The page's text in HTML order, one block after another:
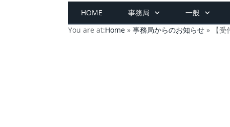
HOME 事務局 一般
You are at:Home » 事務局からのお知らせ » 【